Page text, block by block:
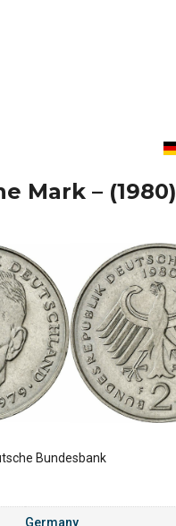
Mark – (1980)
Bundesbank
Germany